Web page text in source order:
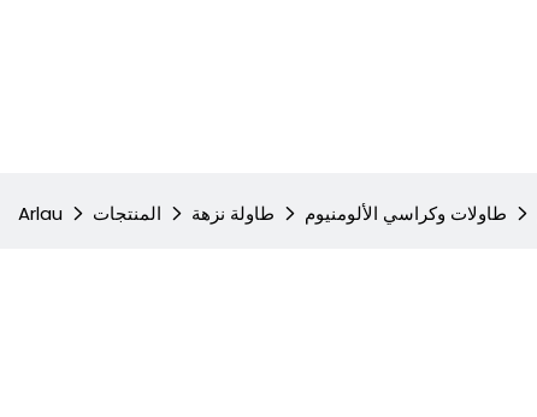
Arlau المنتجات طاولة نزهة طاولات وكراسي الألومنيوم